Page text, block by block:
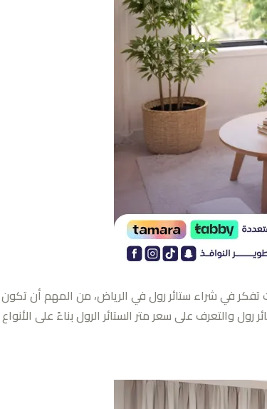
تفكر في شراء ستائر رول في الرياض، من المهم أن
والتعرف على سعر متر الستائر الرول بناءً على